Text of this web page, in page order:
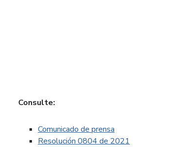
Consulte:
Comunicado de prensa
Resolución 0804 de 2021